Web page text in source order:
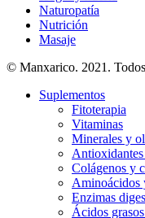
Naturopatía
Nutrición
Masaje
© Manxarico. 2021.
Suplementos
Fitoterapia
Vitaminas
Minerales y
Colágenos y
Aminoácidos
Enzimas
Ácidos